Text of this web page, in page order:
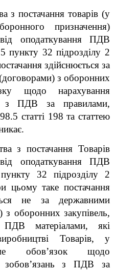
з постачання товарів (у
призначення)
оподаткування ПДВ
пункту 32 підрозділу 2
здійснюється за
з оборонних
щодо нарахування
з ПДВ за правилами,
статті 198 та статтею
з постачання Товарів
оподаткування ПДВ
32 підрозділу 2
таке постачання
не за державними
з оборонних закупівель,
матеріалами, які
Товарів, у
обов’язок щодо
зобов’язань з ПДВ за